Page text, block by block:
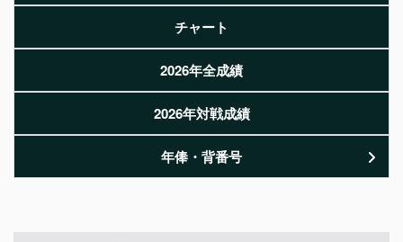
チャート
2026年全成績
2026年対戦成績
年俸・背番号